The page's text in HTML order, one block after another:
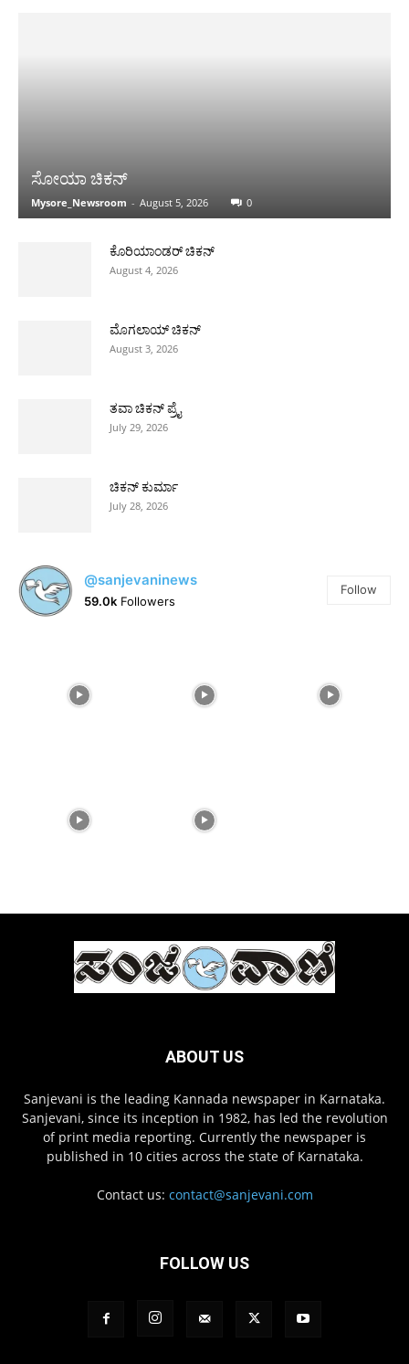
ಸೋಯಾ ಚಿಕನ್
Mysore_Newsroom - August 5, 2026 0
ಕೊರಿಯಾಂಡರ್ ಚಿಕನ್
August 4, 2026
ಮೊಗಲಾಯ್ ಚಿಕನ್
August 3, 2026
ತವಾ ಚಿಕನ್ ಪ್ರೈ
July 29, 2026
ಚಿಕನ್ ಕುರ್ಮಾ
July 28, 2026
@sanjevaninews
59.0k Followers
Follow
ABOUT US
Sanjevani is the leading Kannada newspaper in Karnataka.
Sanjevani, since its inception in 1982, has led the revolution
of print media reporting. Currently the newspaper is
published in 10 cities across the state of Karnataka.
Contact us: contact@sanjevani.com
FOLLOW US